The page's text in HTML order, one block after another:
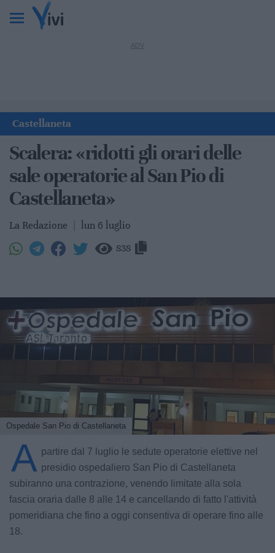
Castellaneta
Scalera: «ridotti gli orari delle
sale operatorie al San Pio di
Castellaneta»
La Redazione lun 6 luglio
838
Ospedale San Pio di Castellaneta
A partire dal 7 luglio le sedute operatorie elettive nel
presidio ospedaliero San Pio di Castellaneta
subiranno una contrazione, venendo limitate alla sola
fascia oraria dalle 8 alle 14 e cancellando di fatto l'attività
pomeridiana che fino a oggi consentiva di operare fino alle
18.